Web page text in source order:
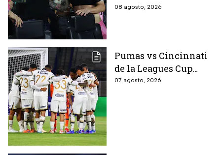
08 agosto, 2026
Pumas vs Cincinnati
de la Leagues Cup
2026 es pospuesto
07 agosto, 2026